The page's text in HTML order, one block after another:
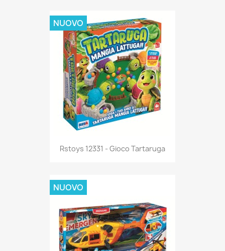
Anteprima
Rstoys 12331 - Gioco Tartaruga
NUOVO
NUOVO